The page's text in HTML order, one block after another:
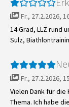
Fr., 27.2.2026,
14 Grad, LLZ rund
Sulz,
Fr., 27.2.2026,
Vielen Dank für
Thema. Ich habe